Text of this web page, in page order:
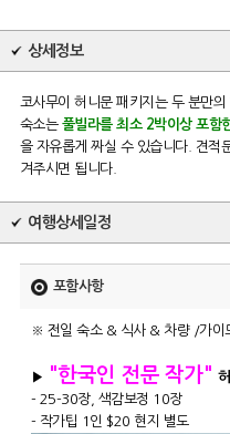
상세정보
코사무이 허니문 패키지는 두 분만
숙소는 풀빌라를 최소 2박이상 포함
을 자유롭게 짜실 수 있습니다. 견적
겨주시면 됩니다.
여행상세일정
포함사항
※ 전일 숙소 & 식사 & 차량 /가이
▶ "한국인 전문 작가"
- 25-30장, 색감보정 10장
- 작가팁 1인 $20 현지 별도